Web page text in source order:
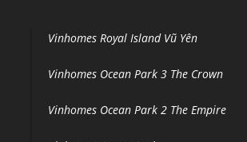
Vinhomes Royal Island Vũ Yên
Vinhomes Ocean Park 3 The Crown